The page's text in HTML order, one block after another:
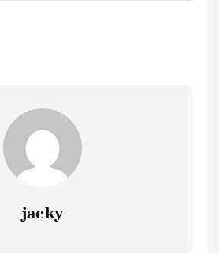
jacky